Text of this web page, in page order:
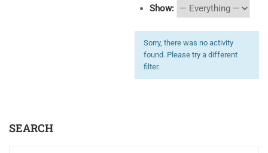
Show:
Sorry, there was no activity
found. Please try a different
filter.
SEARCH